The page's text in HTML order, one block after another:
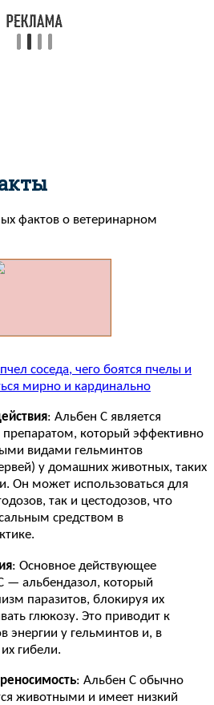
фактов о ветеринарном
соседа, чего боятся пчелы и
мирно и кардинально
: Альбен C является
который эффективно
видами гельминтов
у домашних животных, таких
Он может использоваться для
так и цестодозов, что
средством в
: Основное действующее
— альбендазол, который
паразитов, блокируя их
глюкозу. Это приводит к
энергии у гельминтов и, в
гибели.
: Альбен C обычно
животными и имеет низкий